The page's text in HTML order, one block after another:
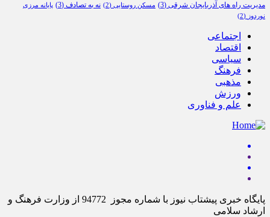
مدیریت راه های آذربایجان شرقی (3) مسکن روستایی (2) نه به تصادف (3)
پایانه مرزی
نوردوز (2)
اجتماعی
اقتصاد
سیاسی
فرهنگ
مذهبی
ورزش
علم و فناوری
پایگاه خبری پیشتاب نیوز با شماره مجوز 94772 از وزارت فرهنگ و
ارشاد سلامی